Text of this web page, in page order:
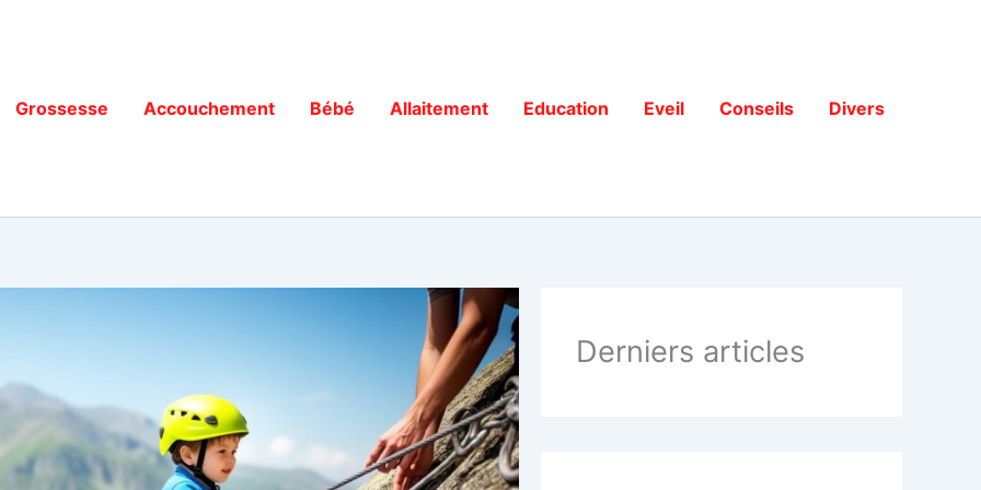
Grossesse Accouchement Bébé Allaitement Education Eveil Conseils Divers
Derniers articles